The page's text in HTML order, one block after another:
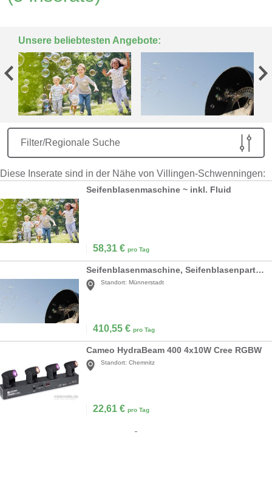
Unsere beliebtesten Angebote:
Filter/Regionale Suche
Diese Inserate sind in der Nähe von Villingen-Schwenningen:
Seifenblasenmaschine ~ inkl. Fluid
58,31 € pro Tag
Seifenblasenmaschine, Seifenblasenparty, Seifenblasenkanone inkl. 19% MwSt.
Standort: Münnerstadt
410,55 € pro Tag
Cameo HydraBeam 400 4x10W Cree RGBW
Standort: Chemnitz
22,61 € pro Tag